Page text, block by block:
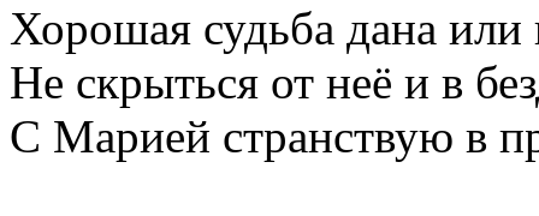
Хорошая судьба дана или
Не скрыться от неё и в
С Марией странствую в